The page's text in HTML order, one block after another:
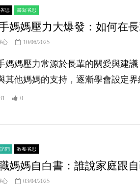
思 書寫省思
媽媽壓力大爆發：如何在
心 10/06/2025
媽媽壓力常源於長輩的關愛與建
其他媽媽的支持，逐漸學會設定
0
問 教養省思
媽媽自白書：誰說家庭跟自
心 03/04/2025